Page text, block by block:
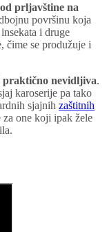
prljavštine na
površinu koja
i druge
čime se produžuje i
praktično nevidljiva.
karoserije pa tako
sjajnih zaštitnih
za one koji ipak žele